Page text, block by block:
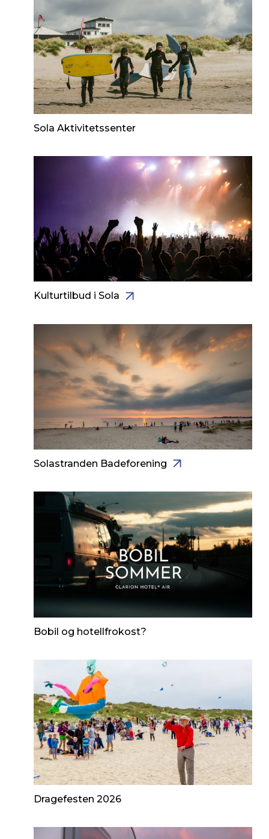
Sola Aktivitetssenter
Kulturtilbud i Sola
Solastranden Badeforening
Bobil og hotellfrokost?
Dragefesten 2026